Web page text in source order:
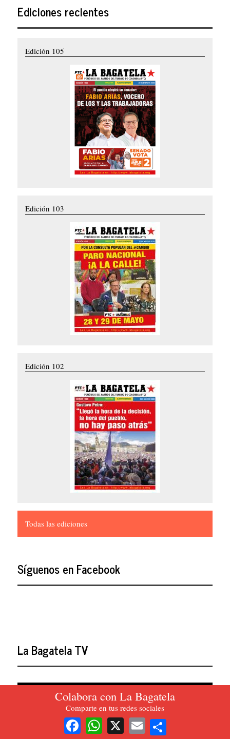
Colabora con La Bagatela
Comparte en tus redes sociales
FacebookWhatsApp
X Email
Ediciones recientes
Edición 105
Edición 103
Edición 102
Todas las ediciones
Síguenos en Facebook
La Bagatela TV